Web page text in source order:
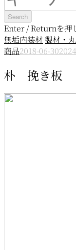
Enter / Returnを押
無垢内装材 製材・
商品2018-06-30
朴 挽き板